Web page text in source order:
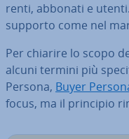
ren­ti, abbonati e
supporto come nel
Per chiarire lo scopo
alcuni termini più
Persona, Buyer
focus, ma il principio